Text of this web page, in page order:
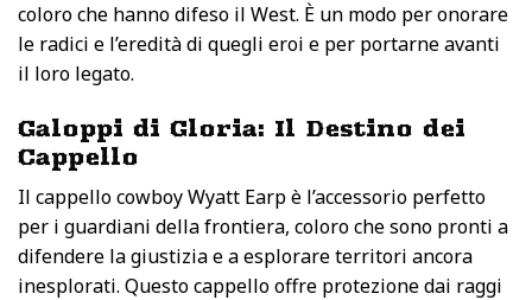
coloro che hanno difeso il West. È un modo per onorare
le radici e l’eredità di quegli eroi e per portarne avanti
il loro legato.
Galoppi di Gloria: Il Destino dei
Cappello
Il cappello cowboy Wyatt Earp è l’accessorio perfetto
per i guardiani della frontiera, coloro che sono pronti a
difendere la giustizia e a esplorare territori ancora
inesplorati. Questo cappello offre protezione dai raggi